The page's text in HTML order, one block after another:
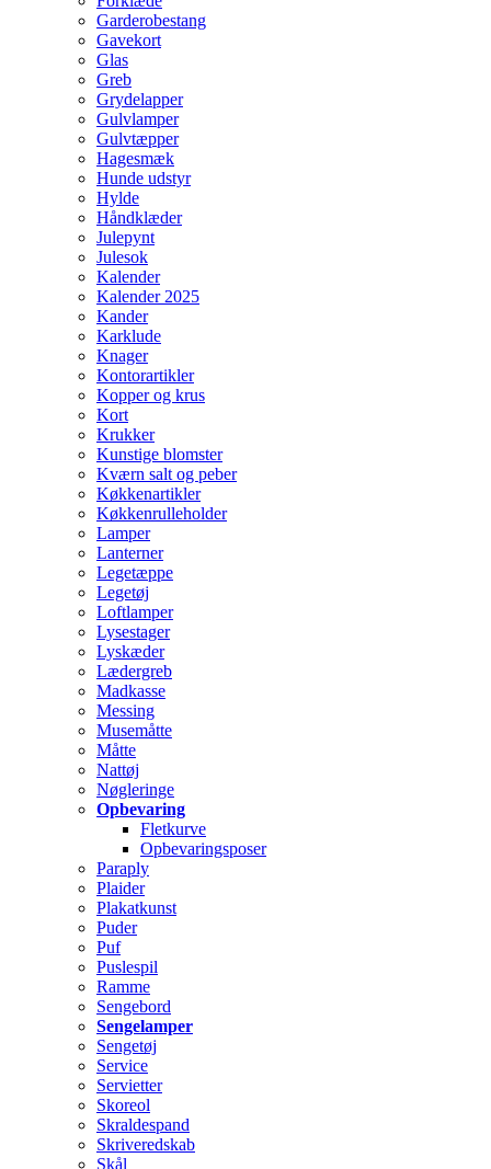
Garderobestang
Gavekort
Glas
Greb
Grydelapper
Gulvlamper
Gulvtæpper
Hagesmæk
Hunde udstyr
Hylde
Håndklæder
Julepynt
Julesok
Kalender
Kalender 2025
Kander
Karklude
Knager
Kontorartikler
Kopper og krus
Kort
Krukker
Kunstige blomster
Kværn salt og peber
Køkkenartikler
Køkkenrulleholder
Lamper
Lanterner
Legetæppe
Legetøj
Loftlamper
Lysestager
Lyskæder
Lædergreb
Madkasse
Messing
Musemåtte
Måtte
Nattøj
Nøgleringe
Opbevaring
Fletkurve
Opbevaringsposer
Paraply
Plaider
Plakatkunst
Puder
Puf
Puslespil
Ramme
Sengebord
Sengelamper
Sengetøj
Service
Servietter
Skoreol
Skraldespand
Skriveredskab
Skål